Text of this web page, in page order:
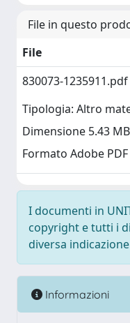
File in questo
File
830073-1235911.pdf
Tipologia: Altro
Dimensione 5.43 MB
Formato Adobe PDF
I documenti in
copyright e tutti i
diversa
Informazioni